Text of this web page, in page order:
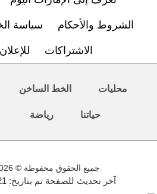
الشروط والأحكام سياسة
الاشتراكات للإعلان
محليات الخط الساخن
حياتنا رياضة
جميع الحقوق محفوظة © 2026 مؤسسة دبي
آخر تحديث للصفحة تم بتاريخ: 21 يوليو 2024 17:59